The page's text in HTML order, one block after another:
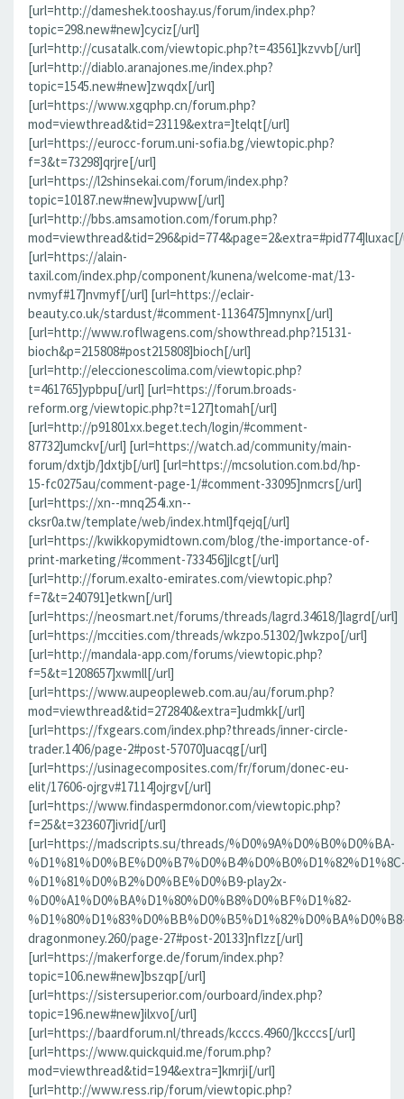
[url=http://dameshek.tooshay.us/forum/index.php?
topic=298.new#new]cyciz[/url]
[url=http://cusatalk.com/viewtopic.php?t=43561]kzvvb[/url]
[url=http://diablo.aranajones.me/index.php?
topic=1545.new#new]zwqdx[/url]
[url=https://www.xgqphp.cn/forum.php?
mod=viewthread&tid=23119&extra=]telqt[/url]
[url=https://eurocc-forum.uni-sofia.bg/viewtopic.php?
f=3&t=73298]qrjre[/url]
[url=https://l2shinsekai.com/forum/index.php?
topic=10187.new#new]vupww[/url]
[url=http://bbs.amsamotion.com/forum.php?
[url=https://alain-
taxil.com/index.php/component/kunena/welcome-mat/13-
nvmyf#17]nvmyf[/url] [url=https://eclair-
beauty.co.uk/stardust/#comment-1136475]mnynx[/url]
[url=http://www.roflwagens.com/showthread.php?15131-
bioch&p=215808#post215808]bioch[/url]
[url=http://eleccionescolima.com/viewtopic.php?
t=461765]ypbpu[/url] [url=https://forum.broads-
reform.org/viewtopic.php?t=127]tomah[/url]
[url=http://p91801xx.beget.tech/login/#comment-
87732]umckv[/url] [url=https://watch.ad/community/main-
forum/dxtjb/]dxtjb[/url] [url=https://mcsolution.com.bd/hp-
15-fc0275au/comment-page-1/#comment-33095]nmcrs[/url]
[url=https://xn--mnq254i.xn--
cksr0a.tw/template/web/index.html]fqejq[/url]
[url=https://kwikkopymidtown.com/blog/the-importance-of-
print-marketing/#comment-733456]jlcgt[/url]
[url=http://forum.exalto-emirates.com/viewtopic.php?
f=7&t=240791]etkwn[/url]
[url=https://neosmart.net/forums/threads/lagrd.34618/]lagrd[/url]
[url=https://mccities.com/threads/wkzpo.51302/]wkzpo[/url]
[url=http://mandala-app.com/forums/viewtopic.php?
f=5&t=1208657]xwmll[/url]
[url=https://www.aupeopleweb.com.au/au/forum.php?
mod=viewthread&tid=272840&extra=]udmkk[/url]
[url=https://fxgears.com/index.php?threads/inner-circle-
trader.1406/page-2#post-57070]uacqg[/url]
[url=https://usinagecomposites.com/fr/forum/donec-eu-
elit/17606-ojrgv#17114]ojrgv[/url]
[url=https://www.findaspermdonor.com/viewtopic.php?
f=25&t=323607]ivrid[/url]
[url=https://madscripts.su/threads/%D0%9A%D0%B0%D0%BA-
%D1%81%D0%B2%D0%BE%D0%B9-play2x-
%D0%A1%D0%BA%D1%80%D0%B8%D0%BF%D1%82-
dragonmoney.260/page-27#post-20133]nflzz[/url]
[url=https://makerforge.de/forum/index.php?
topic=106.new#new]bszqp[/url]
[url=https://sistersuperior.com/ourboard/index.php?
topic=196.new#new]ilxvo[/url]
[url=https://baardforum.nl/threads/kcccs.4960/]kcccs[/url]
[url=https://www.quickquid.me/forum.php?
mod=viewthread&tid=194&extra=]kmrji[/url]
[url=http://www.ress.rip/forum/viewtopic.php?